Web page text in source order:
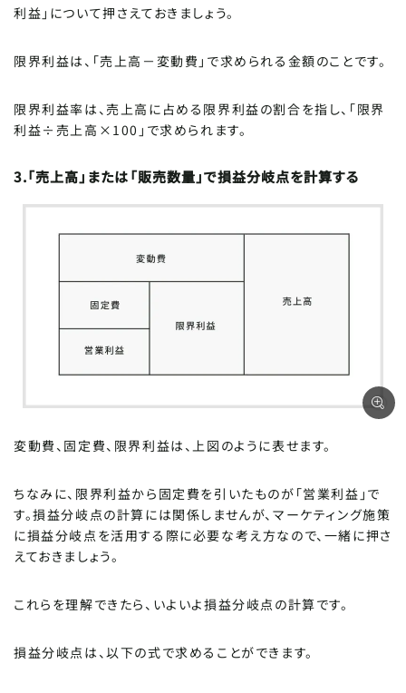
利益」について押さえておきましょう。
限界利益は、「売上高－変動費」で求められる金額のことです。
限界利益率は、売上高に占める限界利益の割合を指し、「限界
利益÷売上高×100」で求められます。
3.「売上高」または「販売数量」で損益分岐点を計算する
変動費、固定費、限界利益は、上図のように表せます。
ちなみに、限界利益から固定費を引いたものが「営業利益」で
す。損益分岐点の計算には関係しませんが、マーケティング施策
に損益分岐点を活用する際に必要な考え方なので、一緒に押さ
えておきましょう。
これらを理解できたら、いよいよ損益分岐点の計算です。
損益分岐点は、以下の式で求めることができます。